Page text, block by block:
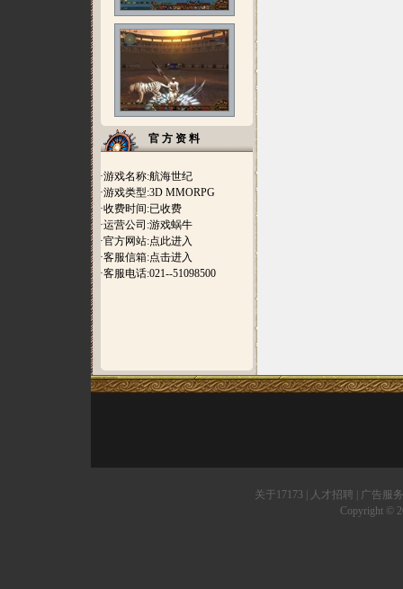
官 方 资 料
·游戏名称:航海世纪
·游戏类型:3D MMORPG
·收费时间:已收费
·运营公司:游戏蜗牛
·官方网站:点此进入
·客服信箱:点击进入
·客服电话:021--51098500
关于17173 人才招聘
广告服务
Copyright ©